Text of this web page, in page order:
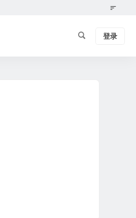
登录